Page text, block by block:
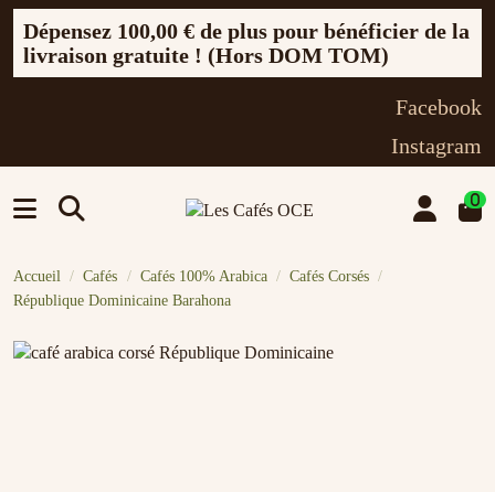
Dépensez 100,00 € de plus pour bénéficier de la
livraison gratuite ! (Hors DOM TOM)
Facebook
Instagram
0
Accueil Cafés Cafés 100% Arabica
Cafés Corsés
République Dominicaine Barahona